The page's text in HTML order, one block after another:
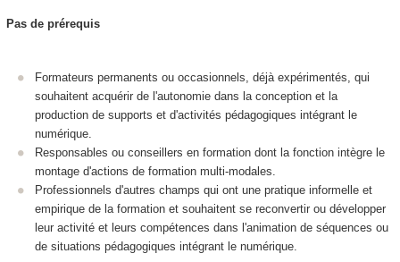
Pas de prérequis
Formateurs permanents ou occasionnels, déjà expérimentés, qui
souhaitent acquérir de l'autonomie dans la conception et la
production de supports et d'activités pédagogiques intégrant le
numérique.
Responsables ou conseillers en formation dont la fonction intègre le
montage d'actions de formation multi-modales.
Professionnels d'autres champs qui ont une pratique informelle et
empirique de la formation et souhaitent se reconvertir ou développer
leur activité et leurs compétences dans l'animation de séquences ou
de situations pédagogiques intégrant le numérique.